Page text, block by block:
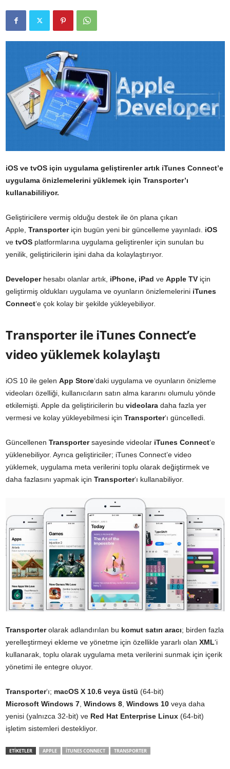
iOS ve tvOS için uygulama geliştirenler artık iTunes Connect’e
uygulama önizlemelerini yüklemek için Transporter’ı
kullanabililiyor.
Geliştiricilere vermiş olduğu destek ile ön plana çıkan
Apple, Transporter için bugün yeni bir güncelleme yayınladı. iOS
ve tvOS platformlarına uygulama geliştirenler için sunulan bu
yenilik, geliştiricilerin işini daha da kolaylaştırıyor.
Developerhesabı olanlar artık, iPhone, iPad ve Apple TV için
geliştirmiş oldukları uygulama ve oyunların önizlemelerini iTunes
Connect‘e çok kolay bir şekilde yükleyebiliyor.
Transporter ile iTunes Connect’e
video yüklemek kolaylaştı
iOS 10 ile gelen App Store‘daki uygulama ve oyunların önizleme
videoları özelliği, kullanıcıların satın alma kararını olumulu yönde
etkilemişti. Apple da geliştiricilerin bu videolara daha fazla yer
vermesi ve kolay yükleyebilmesi için Transporter‘ı güncelledi.
Güncellenen Transportersayesinde videolar iTunes Connect‘e
yüklenebiliyor. Ayrıca geliştiriciler; iTunes Connect’e video
yüklemek, uygulama meta verilerini toplu olarak değiştirmek ve
daha fazlasını yapmak için Transporter‘ı kullanabiliyor.
Transporterolarak adlandırılan bu komut satırı aracı; birden fazla
yerelleştirmeyi ekleme ve yönetme için özellikle yararlı olan XML‘i
kullanarak, toplu olarak uygulama meta verilerini sunmak için içerik
yönetimi ile entegre oluyor.
Transporter‘ı; macOS X 10.6 veya üstü (64-bit)
Microsoft Windows 7 Windows 8 Windows 10 veya daha
yenisi (yalnızca 32-bit) ve Red Hat Enterprise Linux (64-bit)
işletim sistemleri destekliyor.
ETİKETLER APPLE ITUNES CONNECT TRANSPORTER